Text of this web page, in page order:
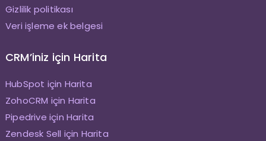
Gizlilik politikası
Veri işleme ek belgesi
CRM’iniz için Harita
HubSpot için Harita
ZohoCRM için Harita
Pipedrive için Harita
Zendesk Sell için Harita